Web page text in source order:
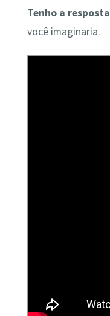
Tenho a resposta
você imaginaria.